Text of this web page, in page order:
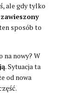
ale gdy tylko
ten sposób to
na nowy? W
. Sytuacja ta
od nowa